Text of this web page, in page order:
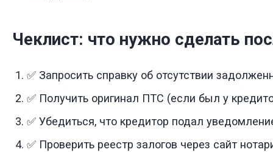
Чеклист: что нужно сделать
✅ Запросить справку об отсутствии
✅ Получить оригинал ПТС (если был у
✅ Убедиться, что кредитор подал
✅ Проверить реестр залогов через сайт